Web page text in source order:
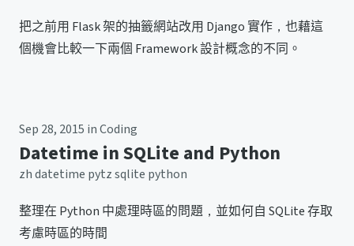
把之前用 Flask 架的抽籤網站改用 Django 實作，也藉這
個機會比較一下兩個 Framework 設計概念的不同。
Sep 28, 2015 inCoding
Datetime in SQLite and Python
zhdatetime pytzsqlite python
整理在 Python 中處理時區的問題，並如何自 SQLite 存取
考慮時區的時間